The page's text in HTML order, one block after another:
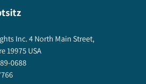
Inc. 4 North Main Street,
19975 USA
0688